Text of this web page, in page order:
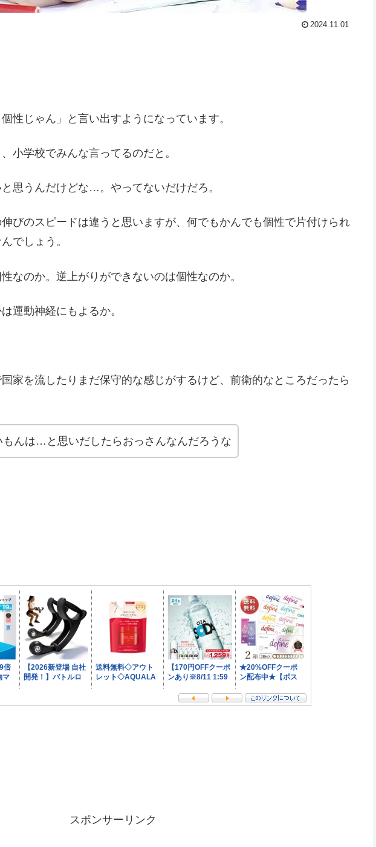
2024.11.01
性じゃん」と言い出すようになっています。
小学校でみんな言ってるのだと。
思うんだけどな…。やってないだけだろ。
びのスピードは違うと思いますが、何でもかんでも個性で片付けられ
でしょう。
なのか。逆上がりができないのは個性なのか。
運動神経にもよるか。
家を流したりまだ保守的な感じがするけど、前衛的なところだったら
もんは…と思いだしたらおっさんなんだろうな
スポンサーリンク